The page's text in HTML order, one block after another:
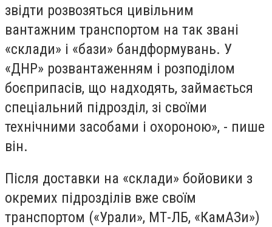
звідти розвозяться цивільним
вантажним транспортом на так звані
«склади» і «бази» бандформувань. У
«ДНР» розвантаженням і розподілом
боєприпасів, що надходять, займається
спеціальний підрозділ, зі своїми
технічними засобами і охороною», - пише
він.
Після доставки на «склади» бойовики з
окремих підрозділів вже своїм
транспортом («Урали», МТ-ЛБ, «КамАЗи»)